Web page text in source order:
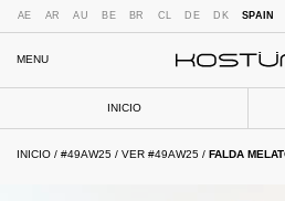
AE AR AU BE BR CL DE DK SPAIN
MENU
INICIO
INICIO / #49AW25 / VER #49AW25 / FALDA